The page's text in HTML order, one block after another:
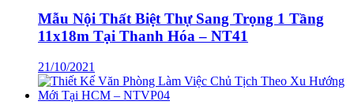
Mẫu Nội Thất Biệt Thự Sang Trọng 1 Tầng
11x18m Tại Thanh Hóa – NT41
21/10/2021